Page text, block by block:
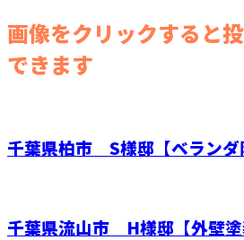
画像をクリックすると
できます
千葉県柏市 S様邸【ベランダ
千葉県流山市 H様邸【外壁塗